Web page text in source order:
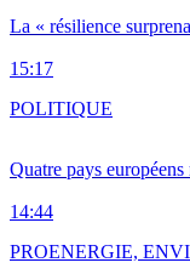
La « résilience
15:17
Quatre pays
14:44
POLITIQUE
PROENERGIE,